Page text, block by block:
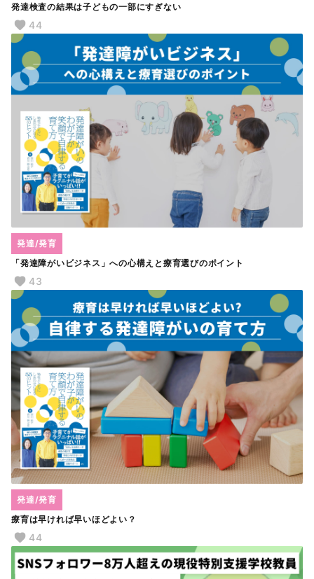
発達検査の結果は子どもの一部にすぎない
44
「発達障がいビジネス」への心構えと療育選びのポイント
発達/発育
43
療育は早ければ早いほどよい？
発達/発育
44